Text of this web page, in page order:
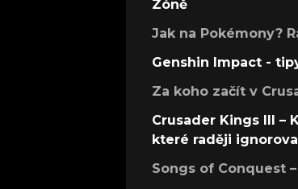
Zóně
Jak na Pokémony?
Genshin Impact -
Za koho začít v
Crusader Kings III –
které raději
Songs of Conquest